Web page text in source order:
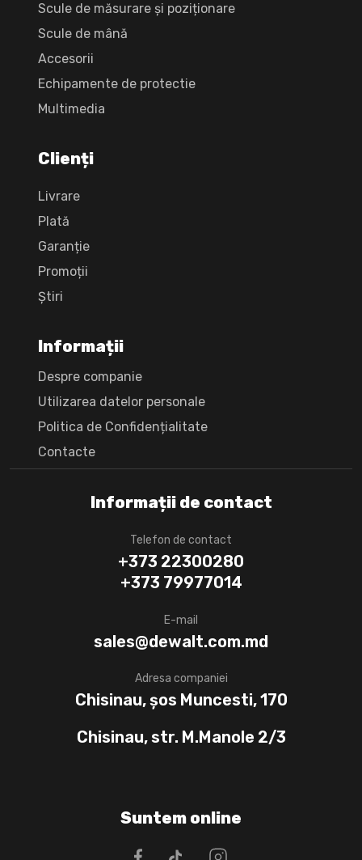
Informații de contact
Telefon de contact
+373 22300280
+373 79977014
E-mail
sales@dewalt.com.md
Adresa companiei
Chisinau, șos Muncesti, 170
Chisinau, str. M.Manole 2/3
Scule de măsurare și poziționare
Scule de mână
Accesorii
Echipamente de protectie
Multimedia
Clienți
Livrare
Plată
Garanție
Promoții
Știri
Informații
Despre companie
Utilizarea datelor personale
Politica de Confidențialitate
Сontacte
Suntem online